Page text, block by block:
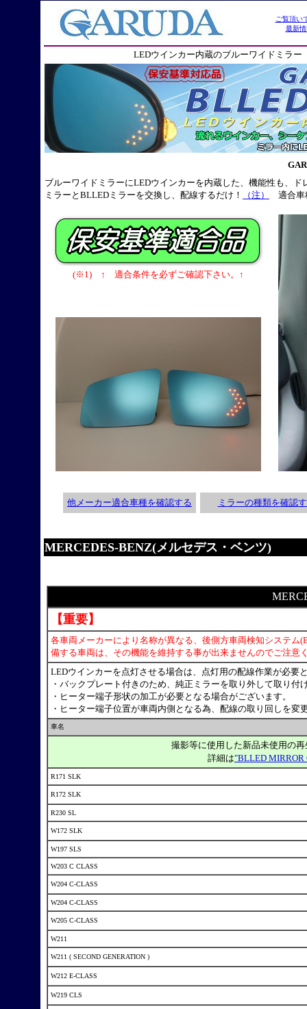
LEDウインカー内蔵のブルーワイドミ
ブルーワイドミラーにLEDウインカーを内蔵した、機能性も、
ミラーとBLLEDミラーを交換し、配線するだけ！
（注） 適合車
(※1) ↑ 適合条件を必ずご確認下さい。↑
他メーカー適合車種を確認する ミラーの種類を確認
MERCEDES-BENZ(メルセデス・ベンツ)
【重要】
各車両メーカーにより名称が異なる、後側方車両検知システム
備する車両は、その機能を維持する事が出来ませんのでご注意
LEDウインカーを点灯させる場合は、点灯用の配線作業が必要
・バックプレート付きのため、純正ミラーを取り外して取り付
・ヒーター端子形状の加工が必要となる場合がございます。
・ヒーター端子位置が車両内側となる為、配線の取り回しを変
車名
撮影等に使用した新品未使用の
詳細は"BLLED
R171 SLK
R172 SLK
R230 SL
W172 SLK
W197 SLS
W203 C CLASS
W204 C-CLASS
W204 C-CLASS
W205 C-CLASS
W211
W211 ( SECOND GENERATION )
W212 E-CLASS
W219 CLS